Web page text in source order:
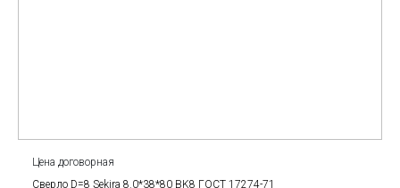
Цена договорная
Сверло D=8 Sekira 8.0*38*80 BK8 ГОСТ 17274-71